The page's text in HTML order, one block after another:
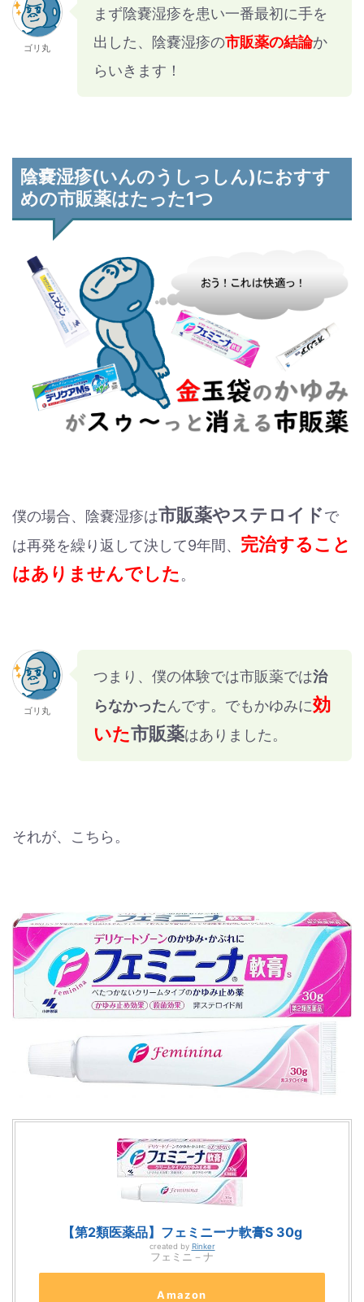
ゴリ丸
まず陰嚢湿疹を患い一番最初に手を
出した、陰嚢湿疹の市販薬の結論か
らいきます！
陰嚢湿疹(いんのうしっしん)におすす
めの市販薬はたった1つ
僕の場合、陰嚢湿疹は市販薬やステロイドで
は再発を繰り返して決して9年間、 完治すること
はありませんでした 。
ゴリ丸
つまり、僕の体験では市販薬では治
らなかったんです。でもかゆみに効
いた市販薬はありました。
それが、こちら。
【第2類医薬品】フェミニーナ軟膏S 30g
created by Rinker
フェミニ－ナ
Amazon